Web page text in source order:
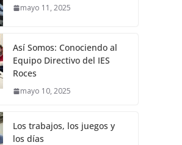
mayo 11, 2025
Así Somos: Conociendo al
Equipo Directivo del IES
Roces
mayo 10, 2025
Los trabajos, los juegos y
los días